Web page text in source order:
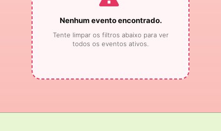
Nenhum evento encontrado.
Tente limpar os filtros abaixo para ver
todos os eventos ativos.